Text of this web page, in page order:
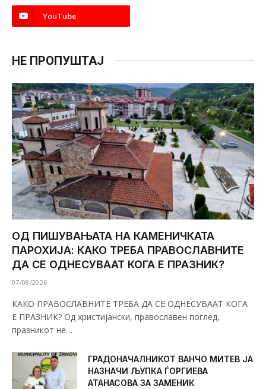
YouTube
НЕ ПРОПУШТАЈ
ОД ПИШУВАЊАТА НА КАМЕНИЧКАТА
ПАРОХИЈА: КАКО ТРЕБА ПРАВОСЛАВНИТЕ
ДА СЕ ОДНЕСУВААТ КОГА Е ПРАЗНИК?
07/08/2026
КАКО ПРАВОСЛАВНИТЕ ТРЕБА ДА СЕ ОДНЕСУВААТ КОГА
Е ПРАЗНИК? Од христијански, православен поглед,
празникот не…
ГРАДОНАЧАЛНИКОТ ВАНЧО МИТЕВ ЈА
НАЗНАЧИ ЉУПКА ЃОРГИЕВА
АТАНАСОВА ЗА ЗАМЕНИК